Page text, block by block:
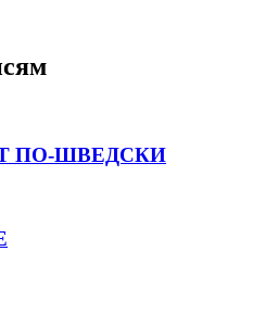
ПО-ШВЕДСКИ